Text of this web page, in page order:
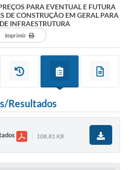
PARA EVENTUAL E FUTURA
DE CONSTRUÇÃO EM GERAL PARA
INFRAESTRUTURA
Imprimir
Resultados
108,81 KB